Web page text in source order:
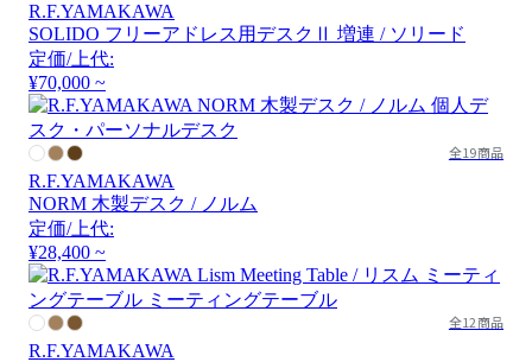
R.F.YAMAKAWA
SOLIDO フリーアドレス用デスクⅡ 増連 / ソリード
定価/上代:
¥70,000 ~
全19商品
R.F.YAMAKAWA
NORM 木製デスク / ノルム
定価/上代:
¥28,400 ~
全12商品
R.F.YAMAKAWA